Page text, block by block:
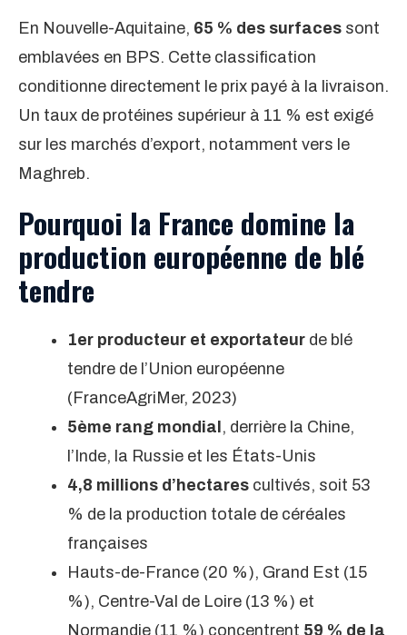
En Nouvelle-Aquitaine, 65 % des surfaces sont
emblavées en BPS. Cette classification
conditionne directement le prix payé à la livraison.
Un taux de protéines supérieur à 11 % est exigé
sur les marchés d’export, notamment vers le
Maghreb.
Pourquoi la France domine la
production européenne de blé
tendre
1er producteur et exportateur de blé
tendre de l’Union européenne
(FranceAgriMer, 2023)
5ème rang mondial , derrière la Chine,
l’Inde, la Russie et les États-Unis
4,8 millions d’hectares cultivés, soit 53
% de la production totale de céréales
françaises
Hauts-de-France (20 %), Grand Est (15
%), Centre-Val de Loire (13 %) et
Normandie (11 %) concentrent 59 % de la